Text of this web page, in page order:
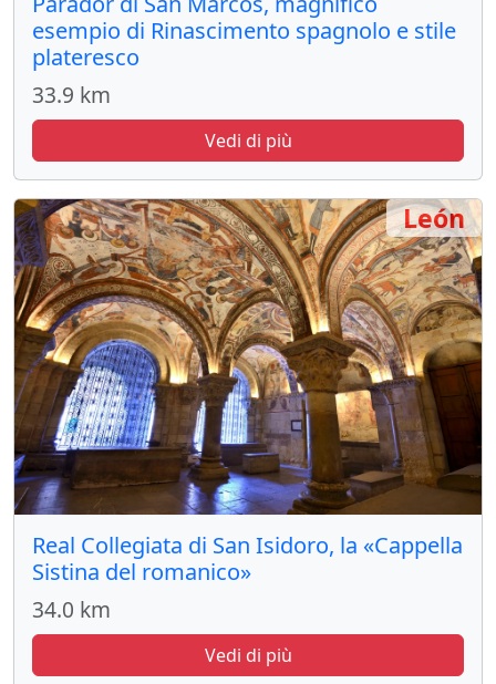
esempio di Rinascimento spagnolo e stile
plateresco
33.9 km
Vedi di più
Real Collegiata di San Isidoro, la «Cappella
Sistina del romanico»
34.0 km
Vedi di più
León